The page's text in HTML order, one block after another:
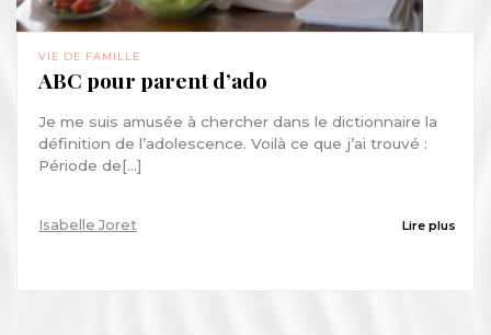
VIE DE FAMILLE
ABC pour parent d’ado
Je me suis amusée à chercher dans le dictionnaire la
définition de l’adolescence. Voilà ce que j’ai trouvé :
Période de[...]
Isabelle Joret Lire plus